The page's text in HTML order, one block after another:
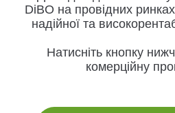
DiBO на провідних
надійної та
Натисніть кнопку
комерційну